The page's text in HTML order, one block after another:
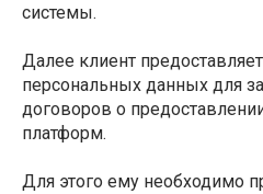
системы.
Далее клиент
персональных данных для
договоров о
платформ.
Для этого ему необходимо